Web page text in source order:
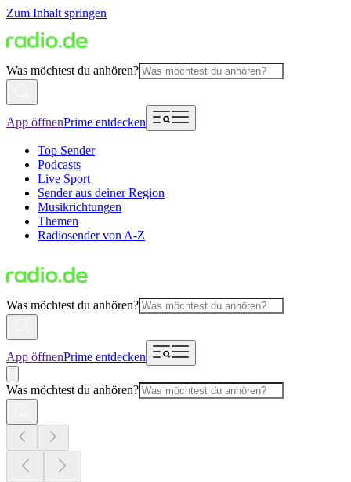
Zum Inhalt springen
Was möchtest du anhören?
App öffnenPrime entdecken
Top Sender
Podcasts
Live Sport
Sender aus deiner Region
Musikrichtungen
Themen
Radiosender von A-Z
Was möchtest du anhören?
App öffnenPrime entdecken
Was möchtest du anhören?